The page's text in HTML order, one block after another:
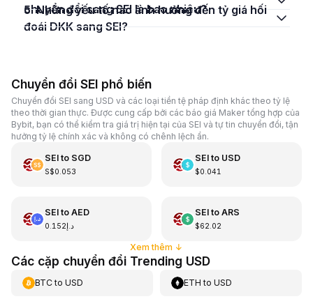
chuyển đổi sang SEI là bao nhiêu?
5. Những yếu tố nào ảnh hưởng đến tỷ giá hối
đoái DKK sang SEI?
Chuyển đổi SEI phổ biến
Chuyển đổi SEI sang USD và các loại tiền tệ pháp định khác theo tỷ lệ
theo thời gian thực. Được cung cấp bởi các báo giá Maker tổng hợp của
Bybit, bạn có thể kiểm tra giá trị hiện tại của SEI và tự tin chuyển đổi, tận
hưởng tỷ lệ chính xác và không có chênh lệch ẩn.
SEIto SGD
S$0.053
SEIto USD
$0.041
SEIto AED
د.إ0.152
SEIto ARS
$62.02
Xem thêm ↓
Các cặp chuyển đổi Trending USD
BTCto USD ETH toUSD